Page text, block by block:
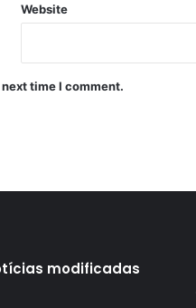
Website
time I comment.
modificadas